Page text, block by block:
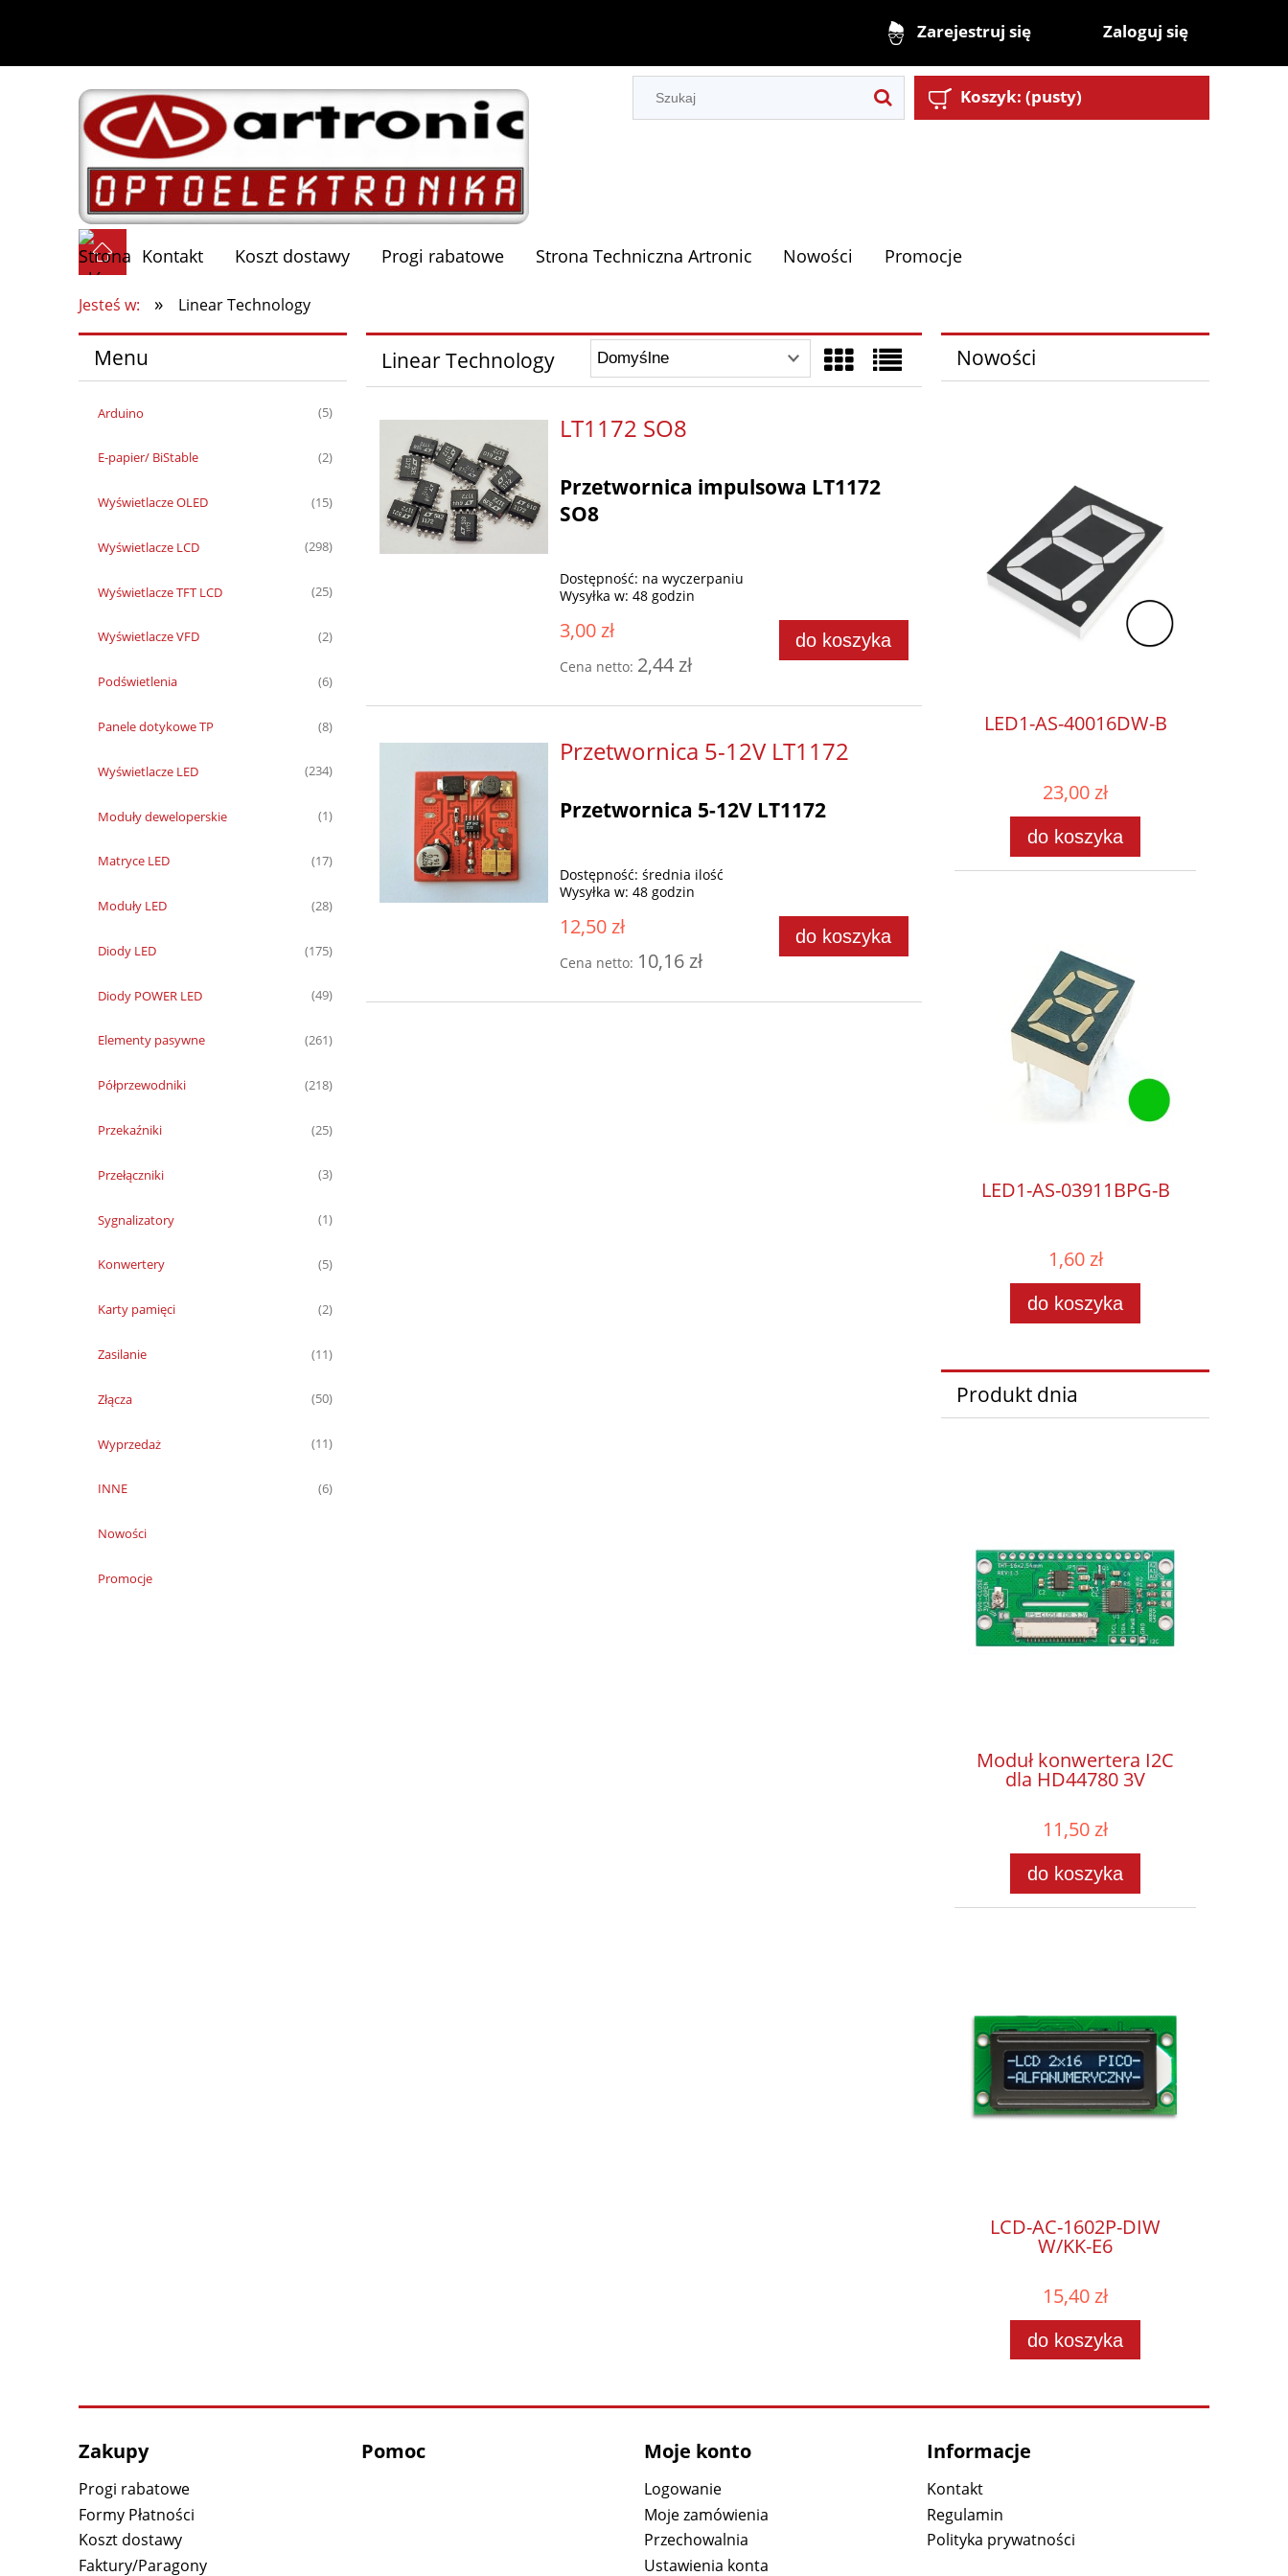
Zarejestruj się Zaloguj się
Koszyk: (pusty)
Kontakt Koszt dostawy Progi rabatowe Strona Techniczna Artronic Nowości Promocje
Jesteś w: » Linear Technology
Menu
Arduino (5)
E-papier/ BiStable (2)
Wyświetlacze OLED (15)
Wyświetlacze LCD (298)
Wyświetlacze TFT LCD (25)
Wyświetlacze VFD (2)
Podświetlenia (6)
Panele dotykowe TP (8)
Wyświetlacze LED (234)
Moduły deweloperskie (1)
Matryce LED (17)
Moduły LED (28)
Diody LED (175)
Diody POWER LED (49)
Elementy pasywne (261)
Półprzewodniki (218)
Przekaźniki (25)
Przełączniki (3)
Sygnalizatory (1)
Konwertery (5)
Karty pamięci (2)
Zasilanie (11)
Złącza (50)
Wyprzedaż (11)
INNE (6)
Nowości
Promocje
Linear Technology
LT1172 SO8
Przetwornica impulsowa LT1172
SO8
Dostępność: na wyczerpaniu
Wysyłka w: 48 godzin
3,00 zł
Cena netto: 2,44 zł
do koszyka
Przetwornica 5-12V LT1172
Przetwornica 5-12V LT1172
Dostępność: średnia ilość
Wysyłka w: 48 godzin
12,50 zł
Cena netto: 10,16 zł
do koszyka
Nowości
LED1-AS-40016DW-B
23,00 zł
do koszyka
LED1-AS-03911BPG-B
1,60 zł
do koszyka
Produkt dnia
Moduł konwertera I2C
dla HD44780 3V
11,50 zł
do koszyka
LCD-AC-1602P-DIW
W/KK-E6
15,40 zł
do koszyka
Zakupy
Progi rabatowe
Formy Płatności
Koszt dostawy
Faktury/Paragony
Pomoc Moje konto
Logowanie
Moje zamówienia
Przechowalnia
Ustawienia konta
Informacje
Kontakt
Regulamin
Polityka prywatności